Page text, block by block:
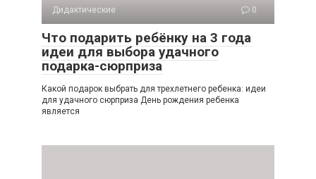
Дидактические 0
Что подарить ребёнку на 3 года
идеи для выбора удачного
подарка-сюрприза
Какой подарок выбрать для трехлетнего ребенка: идеи
для удачного сюрприза День рождения ребенка
является